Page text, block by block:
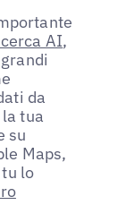
AI,
da
tua
su
Maps,
lo